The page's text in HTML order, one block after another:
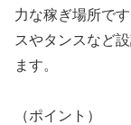
力な稼ぎ場所で
スやタンスなど
ます。
（ポイント）